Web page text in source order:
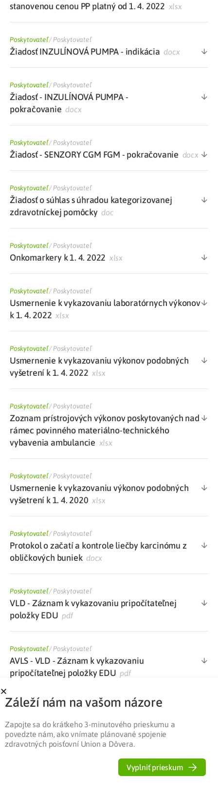
stanovenou cenou PP platný od 1. 4. 2022 xlsx
Poskytovateľ/Poskytovateľ
Žiadosť INZULÍNOVÁ PUMPA - indikácia docx
Poskytovateľ/Poskytovateľ
Žiadosť - INZULÍNOVÁ PUMPA -
pokračovanie docx
Poskytovateľ/Poskytovateľ
Žiadosť - SENZORY CGM FGM - pokračovanie docx
Poskytovateľ/Poskytovateľ
Žiadosť o súhlas s úhradou kategorizovanej
zdravotníckej pomôckydoc
Poskytovateľ/Poskytovateľ
Onkomarkery k 1. 4. 2022 xlsx
Poskytovateľ/Poskytovateľ
Usmernenie k vykazovaniu laboratórnych výkonov
k 1. 4. 2022 xlsx
Poskytovateľ/Poskytovateľ
Usmernenie k vykazovaniu výkonov podobných
vyšetrení k 1. 4. 2022 xlsx
Poskytovateľ/Poskytovateľ
Zoznam prístrojových výkonov poskytovaných nad
rámec povinného materiálno-technického
vybavenia ambulancie xlsx
Poskytovateľ/Poskytovateľ
Usmernenie k vykazovaniu výkonov podobných
vyšetrení k 1. 4. 2020 xlsx
Poskytovateľ/Poskytovateľ
Protokol o začatí a kontrole liečby karcinómu z
obličkových buniekdocx
Poskytovateľ/Poskytovateľ
VLD - Záznam k vykazovaniu pripočítateľnej
položky EDU pdf
Poskytovateľ/Poskytovateľ
AVLS - VLD - Záznam k vykazovaniu
pripočítateľnej položky EDU pdf
Poskytovateľ/Poskytovateľ
pacienta v diabetologickej ambulanciidocx
Zoznam kategorizovaného ŠZM s maximálne
Záleží nám na vašom názore
Zapojte sa do krátkeho 3-minutového prieskumu a
povedzte nám, ako vnímate plánované spojenie
zdravotných poisťovní Union a Dôvera.
Vyplniť prieskum